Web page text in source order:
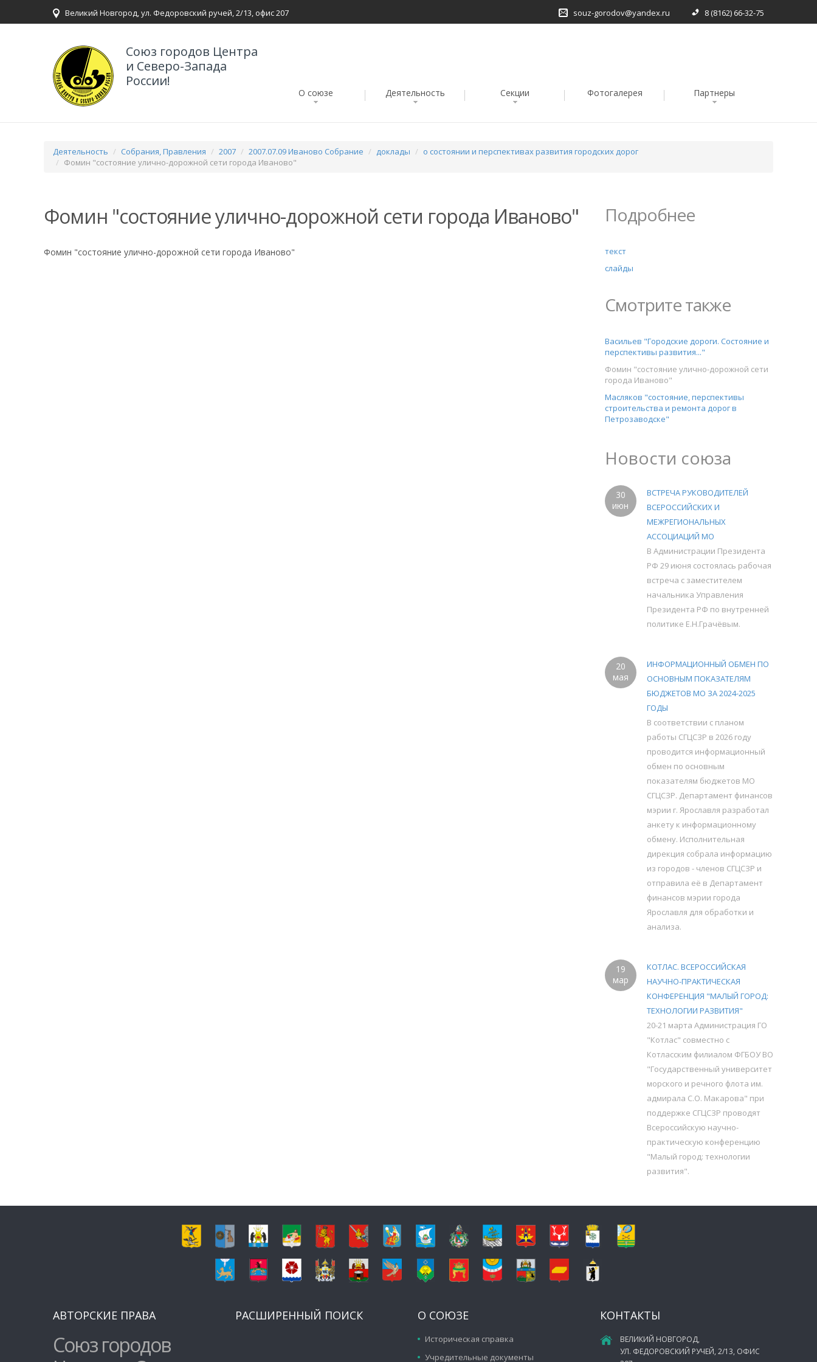
Великий Новгород, ул. Федоровский ручей, 2/13, офис 207 souz-gorodov@yandex.ru 8 (8162) 66-32-75
Союз городов Центра
и Северо-Запада
России!
О союзе Деятельность Секции Фотогалерея Партнеры
Деятельность Собрания, Правления 2007 2007.07.09 Иваново Собрание доклады
о состоянии и перспективах развития городских дорог
Фомин "состояние улично-дорожной сети города Иваново"
Фомин "состояние улично-дорожной сети города Иваново"
Фомин "состояние улично-дорожной сети города Иваново"
Подробнее
текст
слайды
Смотрите также
Васильев "Городские дороги. Состояние и
перспективы развития..."
Фомин "состояние улично-дорожной сети
города Иваново"
Масляков "состояние, перспективы
строительства и ремонта дорог в
Петрозаводске"
Новости союза
30
июн
ВСТРЕЧА РУКОВОДИТЕЛЕЙ
ВСЕРОССИЙСКИХ И
МЕЖРЕГИОНАЛЬНЫХ
АССОЦИАЦИЙ МО
В Администрации Президента
РФ 29 июня состоялась рабочая
встреча с заместителем
начальника Управления
Президента РФ по внутренней
политике Е.Н.Грачёвым.
20
мая
ИНФОРМАЦИОННЫЙ ОБМЕН ПО
ОСНОВНЫМ ПОКАЗАТЕЛЯМ
БЮДЖЕТОВ МО ЗА 2024-2025
ГОДЫ
В соответствии с планом
работы СГЦСЗР в 2026 году
проводится информационный
обмен по основным
показателям бюджетов МО
СГЦСЗР. Департамент финансов
мэрии г. Ярославля разработал
анкету к информационному
обмену. Исполнительная
дирекция собрала информацию
из городов - членов СГЦСЗР и
отправила её в Департамент
финансов мэрии города
Ярославля для обработки и
анализа.
19
мар
КОТЛАС. ВСЕРОССИЙСКАЯ
НАУЧНО-ПРАКТИЧЕСКАЯ
КОНФЕРЕНЦИЯ "МАЛЫЙ ГОРОД:
ТЕХНОЛОГИИ РАЗВИТИЯ"
20-21 марта Администрация ГО
"Котлас" совместно с
Котласским филиалом ФГБОУ ВО
"Государственный университет
морского и речного флота им.
адмирала С.О. Макарова" при
поддержке СГЦСЗР проводят
Всероссийскую научно-
практическую конференцию
"Малый город: технологии
развития".
АВТОРСКИЕ ПРАВА
Союз городов
РАСШИРЕННЫЙ ПОИСК О СОЮЗЕ
Историческая справка
Учредительные документы
КОНТАКТЫ
ВЕЛИКИЙ НОВГОРОД,
УЛ. ФЕДОРОВСКИЙ РУЧЕЙ, 2/13, ОФИС